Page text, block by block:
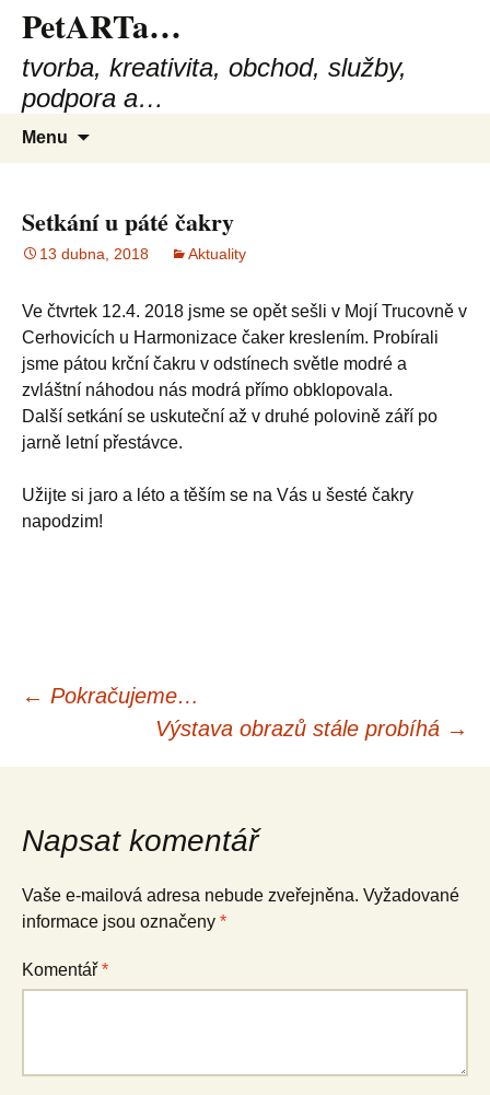
PetARTa…
tvorba, kreativita, obchod, služby,
podpora a…
Menu
Setkání u páté čakry
13 dubna, 2018 Aktuality
Ve čtvrtek 12.4. 2018 jsme se opět sešli v Mojí Trucovně v
Cerhovicích u Harmonizace čaker kreslením. Probírali
jsme pátou krční čakru v odstínech světle modré a
zvláštní náhodou nás modrá přímo obklopovala.
Další setkání se uskuteční až v druhé polovině září po
jarně letní přestávce.
Užijte si jaro a léto a těším se na Vás u šesté čakry
napodzim!
Navigace
pro
příspěvky
← Pokračujeme…
Výstava obrazů stále probíhá →
Napsat komentář
Vaše e-mailová adresa nebude zveřejněna. Vyžadované
informace jsou označeny *
Komentář *